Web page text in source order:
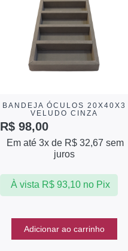
BANDEJA ÓCULOS 20X40X3
VELUDO CINZA
R$ 98,00
Em até 3x de R$ 32,67 sem
juros
À vista R$93,10 no Pix
Adicionar ao carrinho